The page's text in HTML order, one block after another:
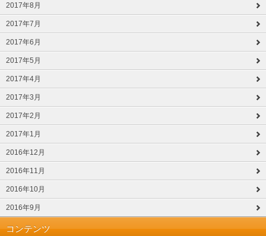
2017年8月
2017年7月
2017年6月
2017年5月
2017年4月
2017年3月
2017年2月
2017年1月
2016年12月
2016年11月
2016年10月
2016年9月
コンテンツ